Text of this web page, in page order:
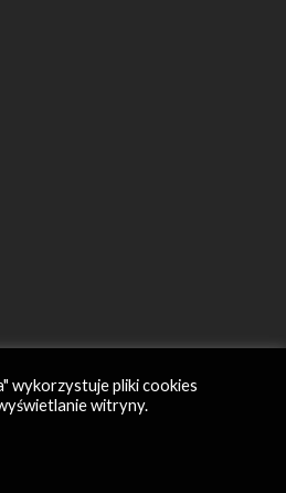
wykorzystuje pliki cookies
witryny.